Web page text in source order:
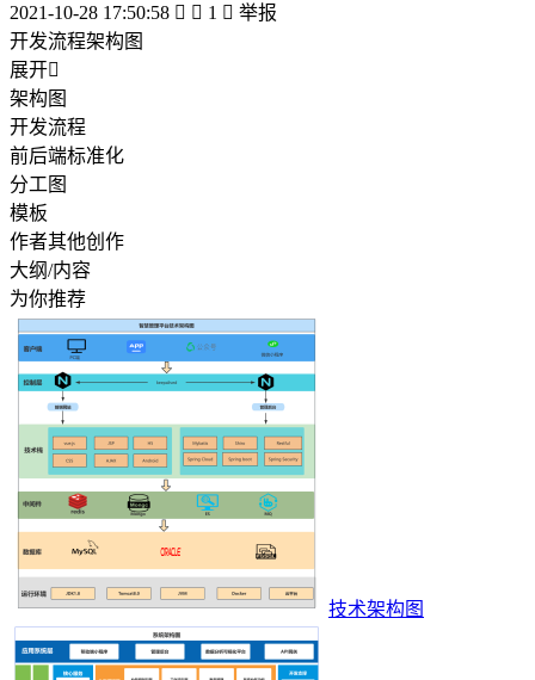
2021-10-28 17:50:58   1  举报
开发流程架构图
展开
架构图
开发流程
前后端标准化
分工图
模板
作者其他创作
大纲/内容
为你推荐
技术架构图